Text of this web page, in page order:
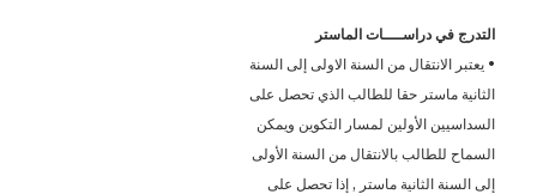
التدرج في دراســــات الماستر
• يعتبر الانتقال من السنة الاولى إلى السنة
الثانية ماستر حقا للطالب الذي تحصل على
السداسيين الأولين لمسار التكوين ويمكن
السماح للطالب بالانتقال من السنة الأولى
إلى السنة الثانية ماستر , إذا تحصل على